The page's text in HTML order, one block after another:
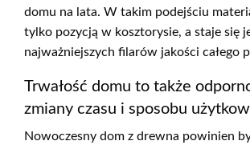
domu na lata. W takim podejściu
tylko pozycją w kosztorysie, a staje się
najważniejszych filarów jakości całego
Trwałość domu to także
zmiany czasu i sposobu
Nowoczesny dom z drewna powinien